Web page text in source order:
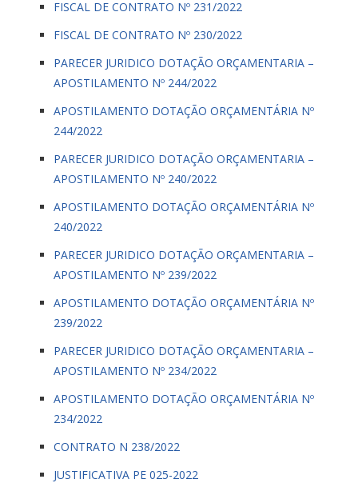
FISCAL DE CONTRATO Nº 231/2022
FISCAL DE CONTRATO Nº 230/2022
PARECER JURIDICO DOTAÇÃO ORÇAMENTARIA –
APOSTILAMENTO Nº 244/2022
APOSTILAMENTO DOTAÇÃO ORÇAMENTÁRIA Nº
244/2022
PARECER JURIDICO DOTAÇÃO ORÇAMENTARIA –
APOSTILAMENTO Nº 240/2022
APOSTILAMENTO DOTAÇÃO ORÇAMENTÁRIA Nº
240/2022
PARECER JURIDICO DOTAÇÃO ORÇAMENTARIA –
APOSTILAMENTO Nº 239/2022
APOSTILAMENTO DOTAÇÃO ORÇAMENTÁRIA Nº
239/2022
PARECER JURIDICO DOTAÇÃO ORÇAMENTARIA –
APOSTILAMENTO Nº 234/2022
APOSTILAMENTO DOTAÇÃO ORÇAMENTÁRIA Nº
234/2022
CONTRATO N 238/2022
JUSTIFICATIVA PE 025-2022